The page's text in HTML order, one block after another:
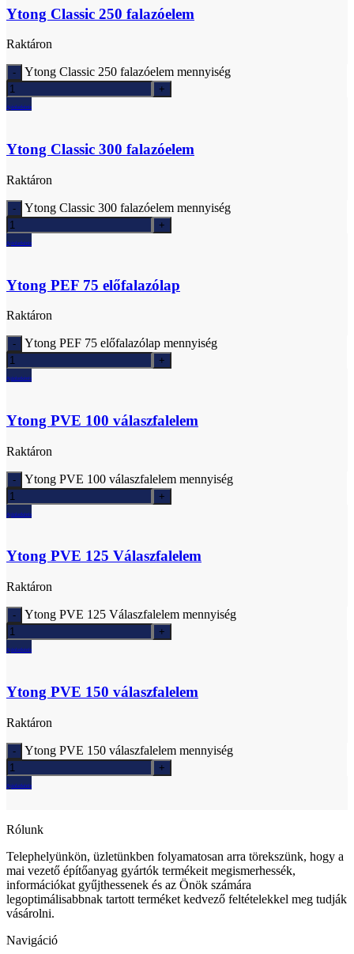
Ytong Classic 250 falazóelem
Raktáron
Ytong Classic 250 falazóelem mennyiség
Ajánlatkérés
Ytong Classic 300 falazóelem
Raktáron
Ytong Classic 300 falazóelem mennyiség
Ajánlatkérés
Ytong PEF 75 előfalazólap
Raktáron
Ytong PEF 75 előfalazólap mennyiség
Ajánlatkérés
Ytong PVE 100 válaszfalelem
Raktáron
Ytong PVE 100 válaszfalelem mennyiség
Ajánlatkérés
Ytong PVE 125 Válaszfalelem
Raktáron
Ytong PVE 125 Válaszfalelem mennyiség
Ajánlatkérés
Ytong PVE 150 válaszfalelem
Raktáron
Ytong PVE 150 válaszfalelem mennyiség
Ajánlatkérés
Rólunk
Telephelyünkön, üzletünkben folyamatosan arra törekszünk, hogy a
mai vezető építőanyag gyártók termékeit megismerhessék,
információkat gyűjthessenek és az Önök számára
legoptimálisabbnak tartott terméket kedvező feltételekkel meg tudják
vásárolni.
Navigáció